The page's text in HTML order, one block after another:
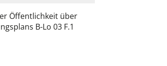
Öffentlichkeit über
B-Lo 03 F.1